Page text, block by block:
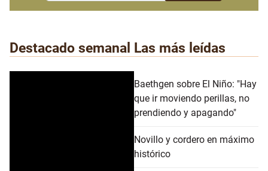
Destacado semanal Las más leídas
Baethgen sobre El Niño: "Hay
que ir moviendo perillas, no
prendiendo y apagando"
Novillo y cordero en máximo
histórico